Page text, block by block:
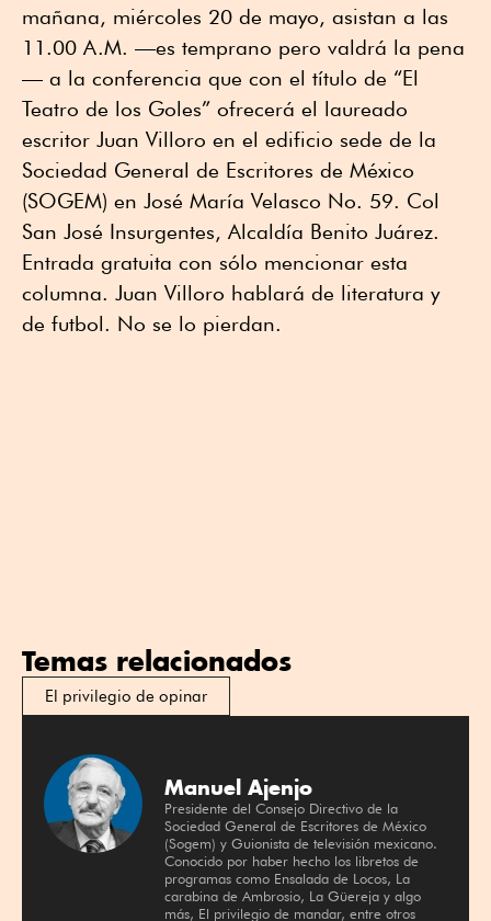
mañana, miércoles 20 de mayo, asistan a las
11.00 A.M. —es temprano pero valdrá la pena
— a la conferencia que con el título de “El
Teatro de los Goles” ofrecerá el laureado
escritor Juan Villoro en el edificio sede de la
Sociedad General de Escritores de México
(SOGEM) en José María Velasco No. 59. Col
San José Insurgentes, Alcaldía Benito Juárez.
Entrada gratuita con sólo mencionar esta
columna. Juan Villoro hablará de literatura y
de futbol. No se lo pierdan.
Temas relacionados
El privilegio de opinar
Manuel Ajenjo
Presidente del Consejo Directivo de la
Sociedad General de Escritores de México
(Sogem) y Guionista de televisión mexicano.
Conocido por haber hecho los libretos de
programas como Ensalada de Locos, La
carabina de Ambrosio, La Güereja y algo
más, El privilegio de mandar, entre otros